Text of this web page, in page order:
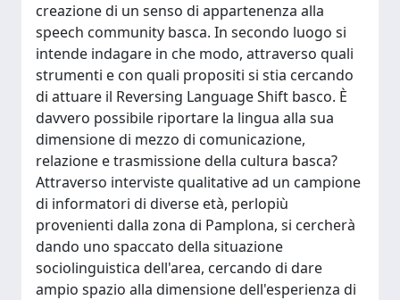
creazione di un senso di appartenenza alla
speech community basca. In secondo luogo si
intende indagare in che modo, attraverso quali
strumenti e con quali propositi si stia cercando
di attuare il Reversing Language Shift basco. È
davvero possibile riportare la lingua alla sua
dimensione di mezzo di comunicazione,
relazione e trasmissione della cultura basca?
Attraverso interviste qualitative ad un campione
di informatori di diverse età, perlopiù
provenienti dalla zona di Pamplona, si cercherà
dando uno spaccato della situazione
sociolinguistica dell'area, cercando di dare
ampio spazio alla dimensione dell'esperienza di